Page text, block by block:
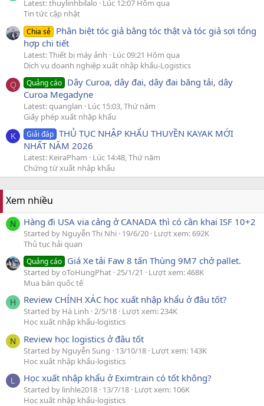
Latest: thuylinhbilalo
Lúc 12:07 Hôm qua
Tin tức cập nhật
Chia sẻ Phân biệt tóc giả bằng tóc thật và tóc giả sợi tổng
hợp chi tiết
Latest: Thiết bị máy ảnh
Lúc 09:21 Hôm qua
Dịch vụ doanh nghiệp xuất nhập khẩu-Logistics
Q Quảng cáo Dây Curoa, dây đai, dây đai băng tải, dây
Curoa Megadyne
Latest: quanglan
Lúc 15:03, Thứ năm
Giấy phép xuất nhập khẩu
K Giải đáp THỦ TỤC NHẬP KHẨU THUYỀN KAYAK MỚI
NHẤT NĂM 2026
Latest: KeiraPham
Lúc 14:48, Thứ năm
Chứng từ xuất nhập khẩu
Xem nhiều
N Hàng đi USA via cảng ở CANADA thì có cần khai ISF 10+2
Started by Nguyễn Thị Nhi 19/6/20 Lượt xem: 692K
Thủ tục hải quan
Quảng cáo Giá Xe tải Faw 8 tấn Thùng 9M7 chở pallet.
Started by oToHungPhat 25/1/21
Lượt xem: 468K
Mua bán quốc tế
H Review CHÍNH XÁC học xuất nhập khẩu ở đâu tốt?
Started by Hà Linh 2/5/18 Lượt xem: 234K
Học xuất nhập khẩu-logistics
N Review học logistics ở đâu tốt
Started by Nguyễn Sung 13/10/18 Lượt xem: 143K
Học xuất nhập khẩu-logistics
L Học xuất nhập khẩu ở Eximtrain có tốt không?
Started by linhle2018 13/7/18 Lượt xem: 106K
Học xuất nhập khẩu-logistics